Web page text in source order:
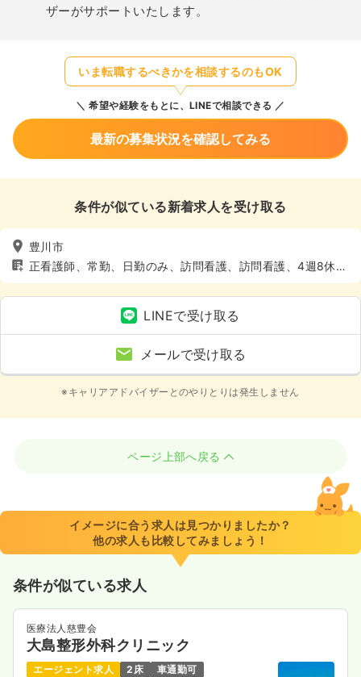
ザーがサポートいたします。
いま転職するべきかを相談するのもOK
希望や経験をもとに、LINEで相談できる
最新の募集状況を確認してみる
条件が似ている新着求人を受け取る
豊川市
正看護師、常勤、日勤のみ、訪問看護、訪問看護、4週8休以
上
LINEで受け取る
メールで受け取る
※キャリアアドバイザーとのやりとりは発生しません
ページ上部へ戻る
イメージに合う求人は見つかりましたか？
他の求人も比較してみましょう！
条件が似ている求人
医療法人慈豊会
大島整形外科クリニック
エージェント求人 2床
車通勤可